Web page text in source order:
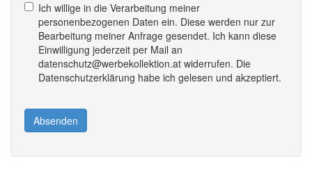
Ich willige in die Verarbeitung meiner
personenbezogenen Daten ein. Diese werden nur zur
Bearbeitung meiner Anfrage gesendet. Ich kann diese
Einwilligung jederzeit per Mail an
datenschutz@werbekollektion.at widerrufen. Die
Datenschutzerklärung habe ich gelesen und akzeptiert.
Absenden